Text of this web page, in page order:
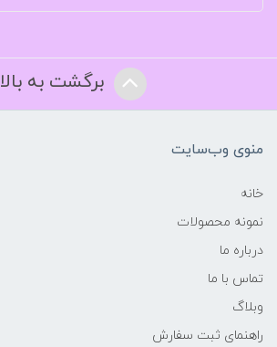
برگشت به بالا
منوی وب‌سایت
خانه
نمونه محصولات
درباره ما
تماس با ما
وبلاگ
راهنمای ثبت سفارش